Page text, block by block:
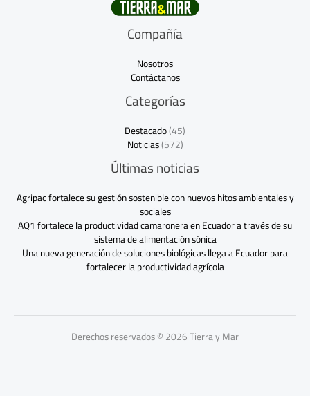
Compañía
Nosotros
Contáctanos
Categorías
Destacado(45)
Noticias(572)
Últimas noticias
Agripac fortalece su gestión sostenible con nuevos hitos ambientales y
sociales
AQ1 fortalece la productividad camaronera en Ecuador a través de su
sistema de alimentación sónica
Una nueva generación de soluciones biológicas llega a Ecuador para
fortalecer la productividad agrícola
Derechos reservados © 2026 Tierra y Mar